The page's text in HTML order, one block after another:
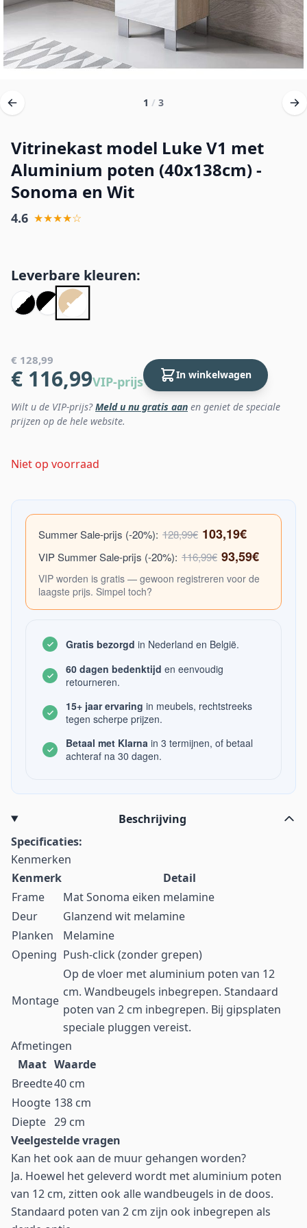
1 / 3
Vitrinekast model Luke V1 met
Aluminium poten (40x138cm) -
Sonoma en Wit
4.6 ★★★★☆
Leverbare kleuren:
€ 128,99
€ 116,99VIP-prijs In winkelwagen
Wilt u de VIP-prijs?Meld u nu gratis aan en geniet de speciale
prijzen op de hele website.
Niet op voorraad
Summer Sale-prijs (-20%): 128,99€ 103,19€
VIP Summer Sale-prijs (-20%): 116,99€ 93,59€
VIP worden is gratis — gewoon registreren voor de
laagste prijs. Simpel toch?
Gratis bezorgd in Nederland en België.
60 dagen bedenktijd en eenvoudig
retourneren.
15+ jaar ervaring in meubels, rechtstreeks
tegen scherpe prijzen.
Betaal met Klarna in 3 termijnen, of betaal
achteraf na 30 dagen.
Beschrijving
Specificaties:
Kenmerken
Kenmerk
Detail
Frame
Mat Sonoma eiken melamine
Deur
Glanzend wit melamine
Planken
Melamine
Opening Push-click (zonder grepen)
Montage
Op de vloer met aluminium poten van 12
cm. Wandbeugels inbegrepen. Standaard
poten van 2 cm inbegrepen. Bij gipsplaten
speciale pluggen vereist.
Afmetingen
Maat Waarde
Breedte40 cm
Hoogte 138 cm
Diepte 29 cm
Veelgestelde vragen
Kan het ook aan de muur gehangen worden?
Ja. Hoewel het geleverd wordt met aluminium poten
van 12 cm, zitten ook alle wandbeugels in de doos.
Standaard poten van 2 cm zijn ook inbegrepen als